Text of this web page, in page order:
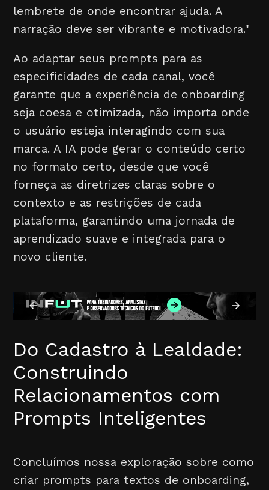
lembrete de onde encontrar ajuda. A
narração deve ser vibrante e motivadora."
Ao adaptar seus prompts para as
especificidades de cada canal, você
garante que a experiência de onboarding
seja coesa e otimizada, não importa onde
o usuário esteja interagindo com sua
marca. A IA pode gerar o conteúdo certo
no formato certo, desde que você
forneça as diretrizes claras sobre o
contexto e as restrições de cada
plataforma, garantindo uma jornada de
aprendizado suave e integrada para o
novo cliente.
Do Cadastro à Lealdade:
Construindo
Relacionamentos com
Prompts Inteligentes
Concluímos nossa exploração sobre como
criar prompts para textos de onboarding,